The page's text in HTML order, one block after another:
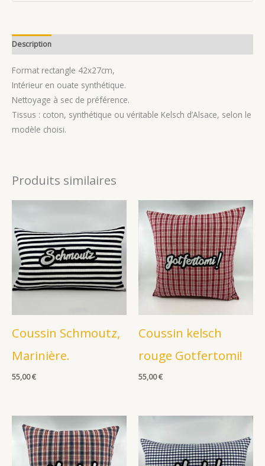
Description
Format rectangle 42x27cm,
Intérieur en ouate synthétique.
Nettoyage à sec de préférence.
Tissus : coton, synthétique ou véritable Kelsch d’Alsace, selon le
modèle choisi.
Produits similaires
Coussin Schmoutz,
Marinière.
55,00€
Coussin kelsch
rouge Gotfertomi!
55,00€